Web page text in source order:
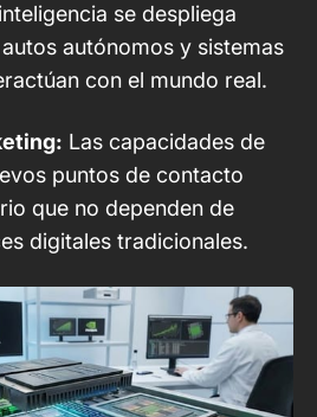
se despliega
autónomos y sistemas
con el mundo real.
Las capacidades de
puntos de contacto
que no dependen de
digitales tradicionales.